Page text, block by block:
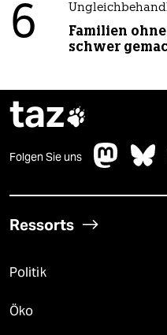
6
Familien
schwer
taz
Folgen Sie uns
Ressorts
Politik
Öko